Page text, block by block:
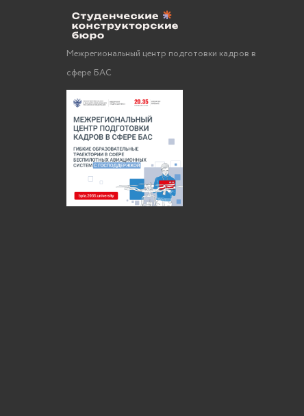
Межрегиональный центр подготовки кадров в
сфере БАС